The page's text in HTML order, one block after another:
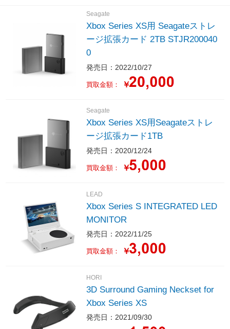
Seagate
Xbox Series XS用 Seagateストレ
ージ拡張カード 2TB STJR200040
0
発売日：2022/10/27
買取金額： ￥
Seagate
Xbox Series XS用Seagateストレ
ージ拡張カード1TB
発売日：2020/12/24
買取金額： ￥
LEAD
Xbox Series S INTEGRATED LED
MONITOR
発売日：2022/11/25
買取金額： ￥
HORI
3D Surround Gaming Neckset for
Xbox Series XS
発売日：2021/09/30